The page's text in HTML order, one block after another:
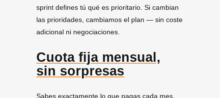
sprint defines tú qué es prioritario. Si cambian
las prioridades, cambiamos el plan — sin coste
adicional ni negociaciones.
Cuota fija mensual,
sin sorpresas
Sabes exactamente lo que pagas cada mes.